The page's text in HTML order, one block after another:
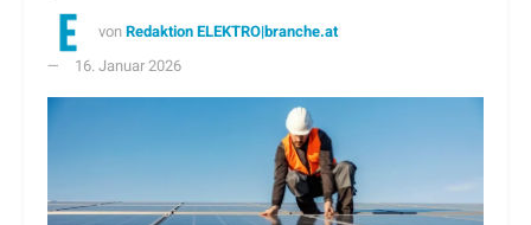
vonRedaktion ELEKTRO|branche.at
16. Januar 2026